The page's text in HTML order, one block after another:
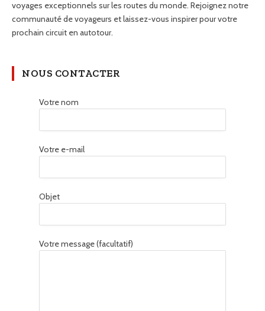
voyages exceptionnels sur les routes du monde. Rejoignez notre
communauté de voyageurs et laissez-vous inspirer pour votre
prochain circuit en autotour.
NOUS CONTACTER
Votre nom
Votre e-mail
Objet
Votre message (facultatif)